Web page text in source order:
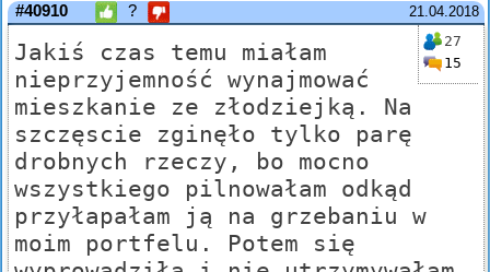
21.04.2018
#40910 ?
27
15
Jakiś czas temu miałam
nieprzyjemność wynajmować
mieszkanie ze złodziejką. Na
szczęscie zginęło tylko parę
drobnych rzeczy, bo mocno
wszystkiego pilnowałam odkąd
przyłapałam ją na grzebaniu w
moim portfelu. Potem się